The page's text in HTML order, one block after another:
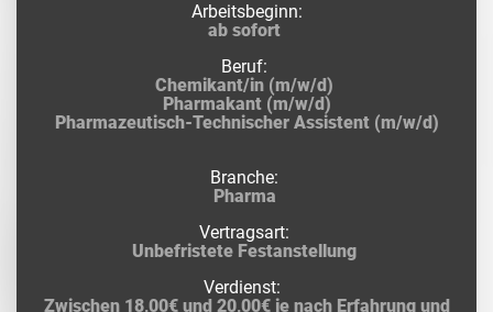
Arbeitsbeginn:
ab sofort
Beruf:
Chemikant/in (m/w/d)
Pharmakant (m/w/d)
Pharmazeutisch-Technischer Assistent (m/w/d)
Branche:
Pharma
Vertragsart:
Unbefristete Festanstellung
Verdienst:
Zwischen 18,00€ und 20,00€ je nach Erfahrung und